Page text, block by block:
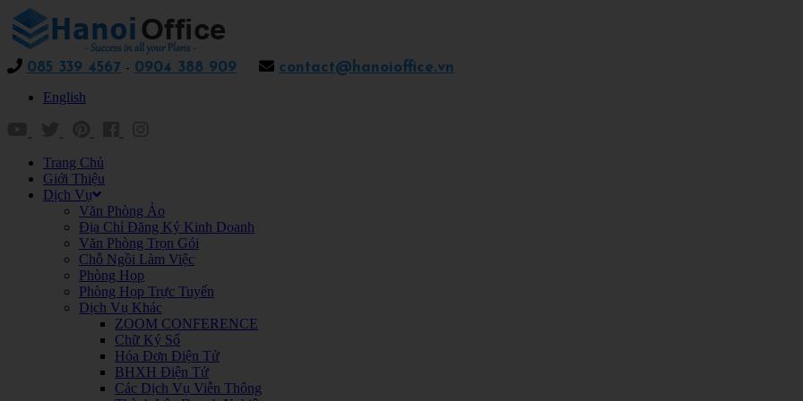
085 339 4567 - 0904 388 909
contact@hanoioffice.vn
English
Trang Chủ
Giới Thiệu
Dịch Vụ
Văn Phòng Ảo
Địa Chỉ Đăng Ký Kinh Doanh
Văn Phòng Trọn Gói
Chỗ Ngồi Làm Việc
Phòng Họp
Phòng Họp Trực Tuyến
Dịch Vụ Khác
ZOOM CONFERENCE
Chữ Ký Số
Hóa Đơn Điện Tử
BHXH Điện Tử
Các Dịch Vụ Viễn Thông